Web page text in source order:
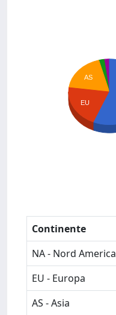
AS
EU
Continente
NA - Nord America
EU - Europa
AS - Asia